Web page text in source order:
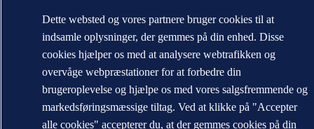
Dette websted og vores partnere bruger cookies til at
indsamle oplysninger, der gemmes på din enhed. Disse
cookies hjælper os med at analysere webtrafikken og
overvåge webpræstationer for at forbedre din
brugeroplevelse og hjælpe os med vores salgsfremmende og
markedsføringsmæssige tiltag. Ved at klikke på "Accepter
alle cookies" accepterer du, at der gemmes cookies på din